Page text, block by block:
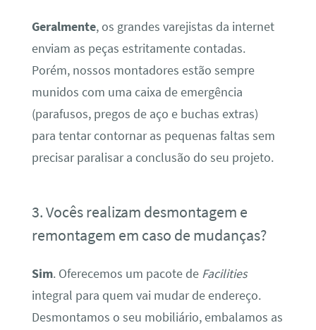
Geralmente, os grandes varejistas da internet
enviam as peças estritamente contadas.
Porém, nossos montadores estão sempre
munidos com uma caixa de emergência
(parafusos, pregos de aço e buchas extras)
para tentar contornar as pequenas faltas sem
precisar paralisar a conclusão do seu projeto.
3. Vocês realizam desmontagem e
remontagem em caso de mudanças?
Sim. Oferecemos um pacote de Facilities
integral para quem vai mudar de endereço.
Desmontamos o seu mobiliário, embalamos as